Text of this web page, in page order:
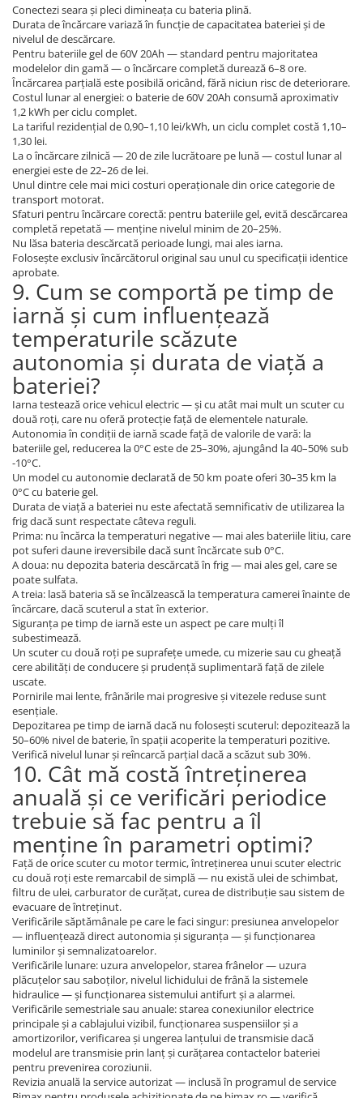
Conectezi seara și pleci dimineața cu bateria plină.
Durata de încărcare variază în funcție de capacitatea bateriei și de
nivelul de descărcare.
Pentru bateriile gel de 60V 20Ah — standard pentru majoritatea
modelelor din gamă — o încărcare completă durează 6–8 ore.
Încărcarea parțială este posibilă oricând, fără niciun risc de deteriorare.
Costul lunar al energiei: o baterie de 60V 20Ah consumă aproximativ
1,2 kWh per ciclu complet.
La tariful rezidențial de 0,90–1,10 lei/kWh, un ciclu complet costă 1,10–
1,30 lei.
La o încărcare zilnică — 20 de zile lucrătoare pe lună — costul lunar al
energiei este de 22–26 de lei.
Unul dintre cele mai mici costuri operaționale din orice categorie de
transport motorat.
Sfaturi pentru încărcare corectă: pentru bateriile gel, evită descărcarea
completă repetată — menține nivelul minim de 20–25%.
Nu lăsa bateria descărcată perioade lungi, mai ales iarna.
Folosește exclusiv încărcătorul original sau unul cu specificații identice
aprobate.
9. Cum se comportă pe timp de
iarnă și cum influențează
temperaturile scăzute
autonomia și durata de viață a
bateriei?
Iarna testează orice vehicul electric — și cu atât mai mult un scuter cu
două roți, care nu oferă protecție față de elementele naturale.
Autonomia în condiții de iarnă scade față de valorile de vară: la
bateriile gel, reducerea la 0°C este de 25–30%, ajungând la 40–50% sub
-10°C.
Un model cu autonomie declarată de 50 km poate oferi 30–35 km la
0°C cu baterie gel.
Durata de viață a bateriei nu este afectată semnificativ de utilizarea la
frig dacă sunt respectate câteva reguli.
Prima: nu încărca la temperaturi negative — mai ales bateriile litiu, care
pot suferi daune ireversibile dacă sunt încărcate sub 0°C.
A doua: nu depozita bateria descărcată în frig — mai ales gel, care se
poate sulfata.
A treia: lasă bateria să se încălzească la temperatura camerei înainte de
încărcare, dacă scuterul a stat în exterior.
Siguranța pe timp de iarnă este un aspect pe care mulți îl
subestimează.
Un scuter cu două roți pe suprafețe umede, cu mizerie sau cu gheață
cere abilități de conducere și prudență suplimentară față de zilele
uscate.
Pornirile mai lente, frânările mai progresive și vitezele reduse sunt
esențiale.
Depozitarea pe timp de iarnă dacă nu folosești scuterul: depozitează la
50–60% nivel de baterie, în spații acoperite la temperaturi pozitive.
Verifică nivelul lunar și reîncarcă parțial dacă a scăzut sub 30%.
10. Cât mă costă întreținerea
anuală și ce verificări periodice
trebuie să fac pentru a îl
menține în parametri optimi?
Față de orice scuter cu motor termic, întreținerea unui scuter electric
cu două roți este remarcabil de simplă — nu există ulei de schimbat,
filtru de ulei, carburator de curățat, curea de distribuție sau sistem de
evacuare de întreținut.
Verificările săptămânale pe care le faci singur: presiunea anvelopelor
— influențează direct autonomia și siguranța — și funcționarea
luminilor și semnalizatoarelor.
Verificările lunare: uzura anvelopelor, starea frânelor — uzura
plăcuțelor sau saboților, nivelul lichidului de frână la sistemele
hidraulice — și funcționarea sistemului antifurt și a alarmei.
Verificările semestriale sau anuale: starea conexiunilor electrice
principale și a cablajului vizibil, funcționarea suspensiilor și a
amortizorilor, verificarea și ungerea lanțului de transmisie dacă
modelul are transmisie prin lanț și curățarea contactelor bateriei
pentru prevenirea coroziunii.
Revizia anuală la service autorizat — inclusă în programul de service